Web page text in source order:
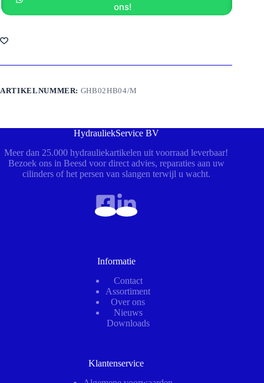
1/4
Messing
ons!
ARTIKELNUMMER: GHB02HB04/M
HydrauliekService BV
Meer dan 25.000 hydrauliekartikelen uit voorraad leverbaar!
Bezoek ons in Beesd voor direct advies, reparaties aan uw
cilinders of het persen van slangen terwijl u wacht.
Informatie
Contact
Assortiment
Over ons
Nieuws
Downloads
Klantenservice